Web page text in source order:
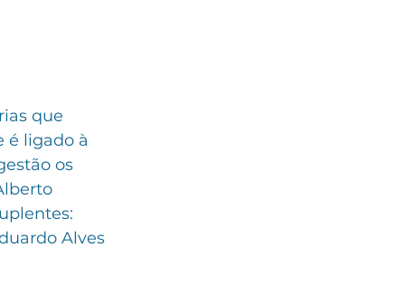
que
é ligado à
os
Alves